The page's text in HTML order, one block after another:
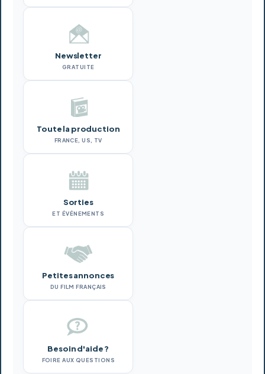
Newsletter
GRATUITE
Toute la production
FRANCE, US, TV
Sorties
ET ÉVÉNEMENTS
Petites annonces
DU FILM FRANÇAIS
Besoin d'aide ?
FOIRE AUX QUESTIONS